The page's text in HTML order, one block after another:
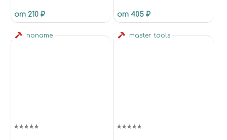
от 210 ₽ от 405 ₽
noname master tools